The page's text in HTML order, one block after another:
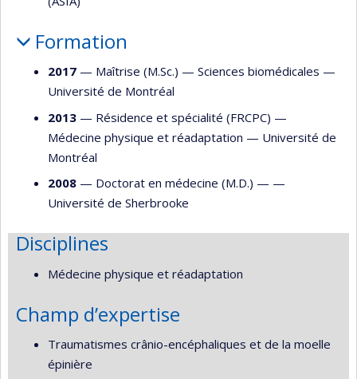
Formation
2017 — Maîtrise (M.Sc.) — Sciences biomédicales —
Université de Montréal
2013 — Résidence et spécialité (FRCPC) —
Médecine physique et réadaptation — Université de
Montréal
2008 — Doctorat en médecine (M.D.) — —
Université de Sherbrooke
Disciplines
Médecine physique et réadaptation
Champ d’expertise
Traumatismes crânio-encéphaliques et de la moelle
épinière